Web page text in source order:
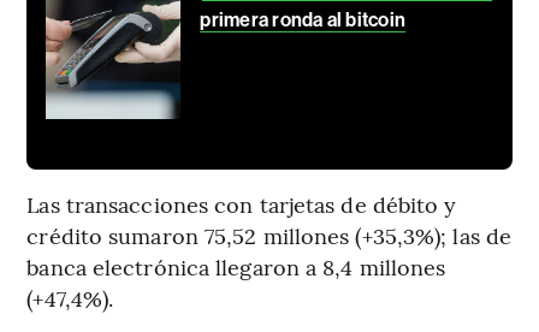
primera ronda al bitcoin
Las transacciones con tarjetas de débito y
crédito sumaron 75,52 millones (+35,3%); las de
banca electrónica llegaron a 8,4 millones
(+47,4%).